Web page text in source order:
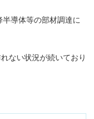
導体等の部材調達に
ない状況が続いており